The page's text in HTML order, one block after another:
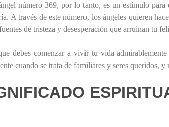
número 369, por lo tanto, es un estímulo
A través de este número, los ángeles quieren
de tristeza y desesperación que arruinan tu
debes comenzar a vivir tu vida
cuando se trata de familiares y seres queridos,